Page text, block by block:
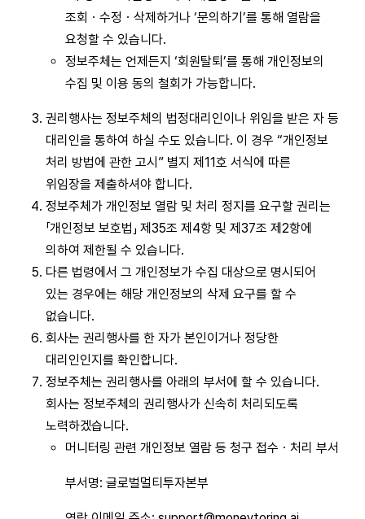
조회ㆍ수정ㆍ삭제하거나 ‘문의하기’를 통해 열람을
요청할 수 있습니다.
정보주체는 언제든지 ‘회원탈퇴’를 통해 개인정보의
수집 및 이용 동의 철회가 가능합니다.
권리행사는 정보주체의 법정대리인이나 위임을 받은 자 등
대리인을 통하여 하실 수도 있습니다. 이 경우 “개인정보
처리 방법에 관한 고시” 별지 제11호 서식에 따른
위임장을 제출하셔야 합니다.
정보주체가 개인정보 열람 및 처리 정지를 요구할 권리는
「개인정보 보호법」 제35조 제4항 및 제37조 제2항에
의하여 제한될 수 있습니다.
다른 법령에서 그 개인정보가 수집 대상으로 명시되어
있는 경우에는 해당 개인정보의 삭제 요구를 할 수
없습니다.
회사는 권리행사를 한 자가 본인이거나 정당한
대리인인지를 확인합니다.
정보주체는 권리행사를 아래의 부서에 할 수 있습니다.
회사는 정보주체의 권리행사가 신속히 처리되도록
노력하겠습니다.
머니터링 관련 개인정보 열람 등 청구 접수ㆍ처리 부서
부서명: 글로벌멀티투자본부